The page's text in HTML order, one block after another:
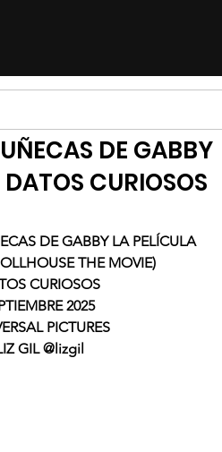
DE GABBY
CURIOSOS
DE GABBY LA PELÍCULA
THE MOVIE)
CURIOSOS
2025
PICTURES
GIL @lizgil